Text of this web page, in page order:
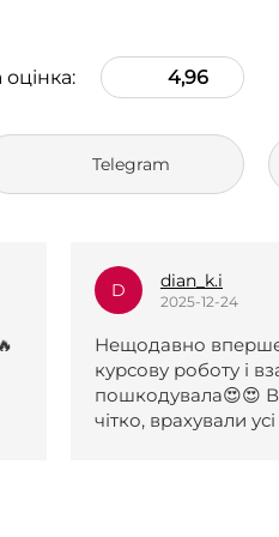
4,96
Telegram
_ _l.e.k.s.a.n.a_
2025-12-23
Вже два рази
допомогу, роботи
роботу прийняли
правки, другу з